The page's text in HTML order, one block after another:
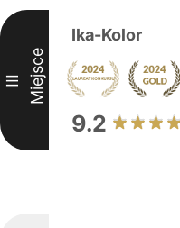
III Miejsce
Ika-Kolor
9.2